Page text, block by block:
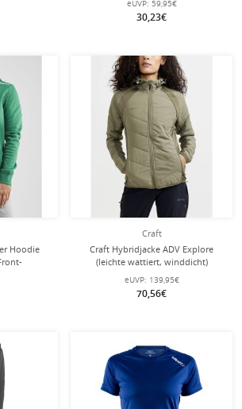
navyblau Damen
eUVP: 59,95€
30,23€
Hoodie
Passform)
Craft
Craft Hybridjacke ADV Explore
(leichte wattiert, winddicht)
khakigrün Damen
eUVP: 139,95€
70,56€